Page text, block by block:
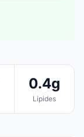
0.4g
Lipides